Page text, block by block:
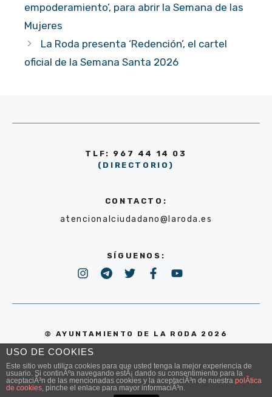
empoderamiento’, para abrir la Semana de las
Mujeres
La Roda presenta ‘Redención’, el cartel
oficial de la Semana Santa 2026
TLF: 967 44 14 03
(DIRECTORIO)
CONTACTO:
atencionalciudadano@laroda.es
SÍGUENOS:
© AYUNTAMIENTO DE LA RODA 2026
POLÍTICA DE PRIVACIDAD
USO DE COOKIES
Este sitio web utiliza cookies para que usted tenga la mejor experiencia de
usuario. Si continÃºa navegando estÃ¡ dando su consentimiento para la
aceptaciÃ³n de las mencionadas cookies y la aceptaciÃ³n de nuestra polÃ­tica
de cookies, pinche el enlace para mayor informaciÃ³n.